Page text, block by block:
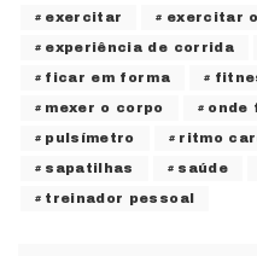
exercitar exercitar
experiência de corrida
ficar em forma
mexer o corpo onde
pulsímetro ritmo
sapatilhas saúde
treinador pessoal